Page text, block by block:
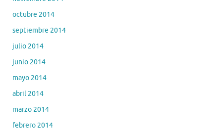
octubre 2014
septiembre 2014
julio 2014
junio 2014
mayo 2014
abril 2014
marzo 2014
febrero 2014